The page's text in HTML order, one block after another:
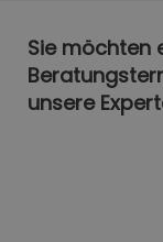
Sie möchten
unsere